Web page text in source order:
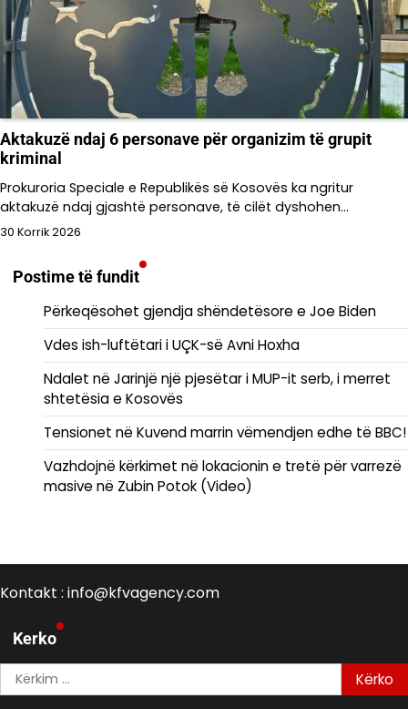
Aktakuzë ndaj 6 personave për organizim të grupit
kriminal
Prokuroria Speciale e Republikës së Kosovës ka ngritur
aktakuzë ndaj gjashtë personave, të cilët dyshohen…
30 Korrik 2026
Postime të fundit
Përkeqësohet gjendja shëndetësore e Joe Biden
Vdes ish-luftëtari i UÇK-së Avni Hoxha
Ndalet në Jarinjë një pjesëtar i MUP-it serb, i merret
shtetësia e Kosovës
Tensionet në Kuvend marrin vëmendjen edhe të BBC!
Vazhdojnë kërkimet në lokacionin e tretë për varrezë
masive në Zubin Potok (Video)
Kontakt : info@kfvagency.com
Kerko
Kërko
për: